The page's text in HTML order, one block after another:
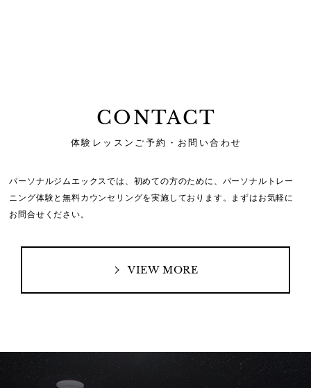
CONTACT
体験レッスンご予約・お問い合わせ
パーソナルジムエックスでは、初めての方のために、 パーソナルトレー
ニング体験と無料カウンセリングを実施しております。
まずはお気軽に
お問合せください。
VIEW MORE